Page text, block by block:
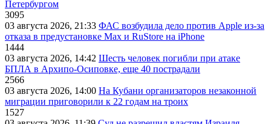
Петербургом
3095
03 августа 2026, 21:33 ФАС возбудила дело против Apple из-за
отказа в предустановке Max и RuStore на iPhone
1444
03 августа 2026, 14:42 Шесть человек погибли при атаке
БПЛА в Архипо-Осиповке, еще 40 пострадали
2566
03 августа 2026, 14:00 На Кубани организаторов незаконной
миграции приговорили к 22 годам на троих
1527